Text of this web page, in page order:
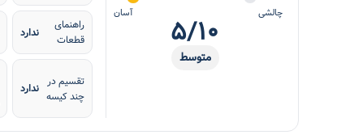
آسان چالشی
۵/۱۰
متوسط
راهنمای
قطعات
ندارد
تقسیم در
چند کیسه ندارد